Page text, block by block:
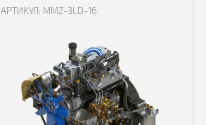
АРТИКУЛ: MMZ-3LD-16